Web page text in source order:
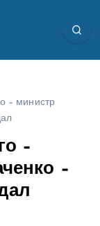
– министр
–
–